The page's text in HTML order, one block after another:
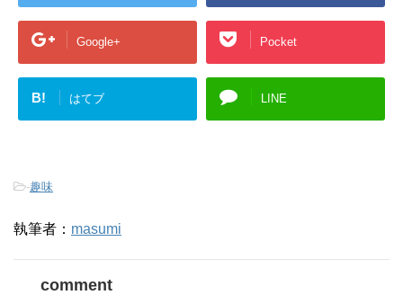
Google+ Pocket
B! はてブ LINE
-趣味
執筆者： masumi
comment